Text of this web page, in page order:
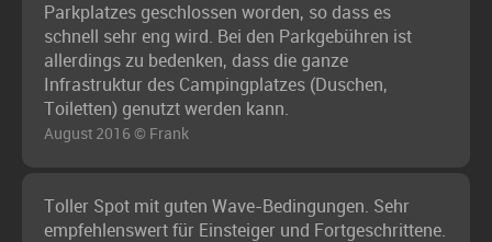
Parkplatzes geschlossen worden, so dass es
schnell sehr eng wird. Bei den Parkgebühren ist
allerdings zu bedenken, dass die ganze
Infrastruktur des Campingplatzes (Duschen,
Toiletten) genutzt werden kann.
August 2016 © Frank
Toller Spot mit guten Wave-Bedingungen. Sehr
empfehlenswert für Einsteiger und Fortgeschrittene.